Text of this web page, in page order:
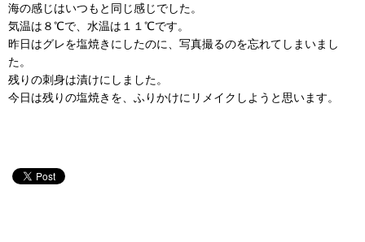
海の感じはいつもと同じ感じでした。
気温は８℃で、水温は１１℃です。
昨日はグレを塩焼きにしたのに、写真撮るのを忘れてしまいまし
た。
残りの刺身は漬けにしました。
今日は残りの塩焼きを、ふりかけにリメイクしようと思います。